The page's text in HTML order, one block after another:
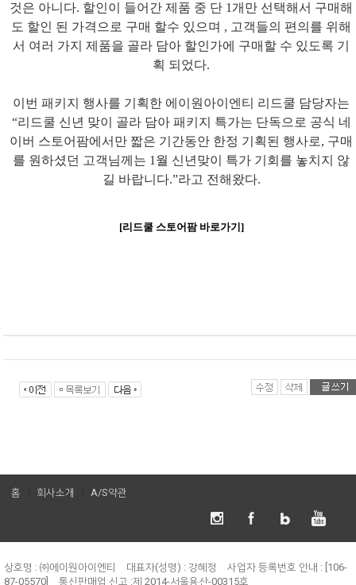
것은 아니다. 할인이 들어간 제품 중 단 1 개만 선택해서 구매해
도 할인 된 가격으로 구매 할수 있으며 , 고객들의 편의를 위해
서 여러 가지 제품을 골라 담아 할인가에 구매할 수 있도록 기
획 되었다.
이번 패키지 행사를 기획한 에이원아이엔티 리드쿨 담당자는
“리드쿨 신년 맞이 골라 담아 패키지 특가는 단독으로 공식 네
이버 스토어팜에서만 짧은 기간동안 한정 기획된 행사로, 구매
를 원하셨던 고객님께는 1 월 신년맞이 특가 기회를 놓치지 않
길 바랍니다.”라고 전해왔다.
[리드쿨 스토어팜 바로가기]
홈 회사소개 A/S약관
상호명 : ㈜에이원아이엔티 대표자(성명) : 강혜정
사업자 등록번호 안내 : [106-
87-05570]
통신판매업 신고 :제 2014-서울용산-00315호